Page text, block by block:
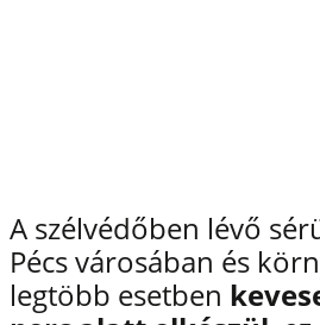
A szélvédőben lévő
Pécs városában és
legtöbb esetben